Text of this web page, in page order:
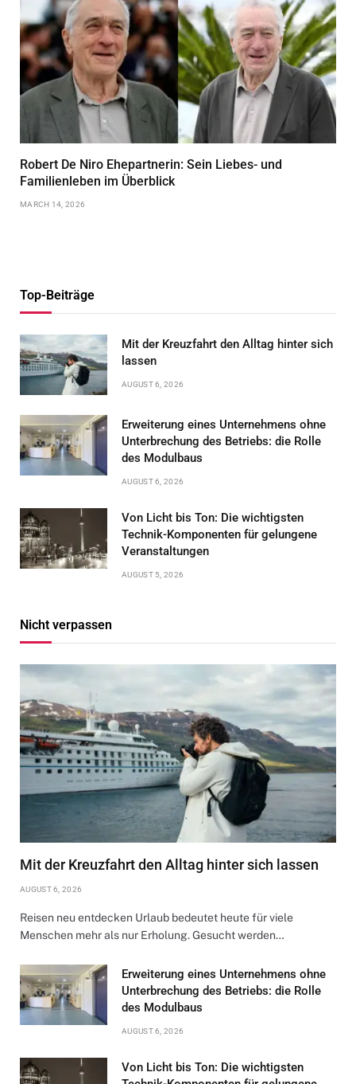
Robert De Niro Ehepartnerin: Sein Liebes- und
Familienleben im Überblick
MARCH 14, 2026
Top-Beiträge
Mit der Kreuzfahrt den Alltag hinter sich
lassen
AUGUST 6, 2026
Erweiterung eines Unternehmens ohne
Unterbrechung des Betriebs: die Rolle
des Modulbaus
AUGUST 6, 2026
Von Licht bis Ton: Die wichtigsten
Technik-Komponenten für gelungene
Veranstaltungen
AUGUST 5, 2026
Nicht verpassen
Mit der Kreuzfahrt den Alltag hinter sich lassen
AUGUST 6, 2026
Reisen neu entdecken Urlaub bedeutet heute für viele
Menschen mehr als nur Erholung. Gesucht werden…
Erweiterung eines Unternehmens ohne
Unterbrechung des Betriebs: die Rolle
des Modulbaus
AUGUST 6, 2026
Von Licht bis Ton: Die wichtigsten